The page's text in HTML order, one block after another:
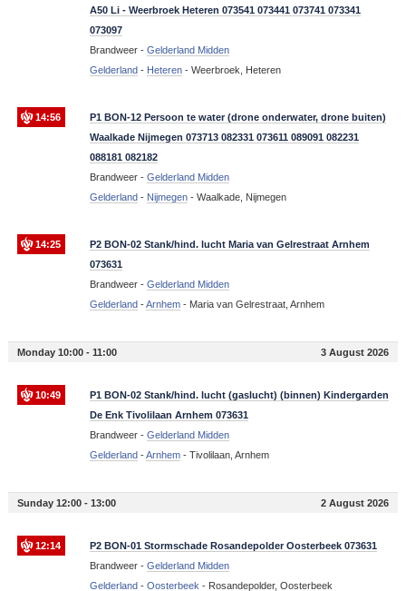
A50 Li - Weerbroek Heteren 073541 073441 073741 073341
073097
Brandweer - Gelderland Midden
Gelderland- Heteren- Weerbroek, Heteren
14:56
P1 BON-12 Persoon te water (drone onderwater, drone buiten)
Waalkade Nijmegen 073713 082331 073611 089091 082231
088181 082182
Brandweer - Gelderland Midden
Gelderland- Nijmegen- Waalkade, Nijmegen
14:25
P2 BON-02 Stank/hind. lucht Maria van Gelrestraat Arnhem
073631
Brandweer - Gelderland Midden
Gelderland-Arnhem- Maria van Gelrestraat, Arnhem
Monday 10:00 - 11:00 3 August 2026
10:49
P1 BON-02 Stank/hind. lucht (gaslucht) (binnen) Kindergarden
De Enk Tivolilaan Arnhem 073631
Brandweer - Gelderland Midden
Gelderland-Arnhem- Tivolilaan, Arnhem
Sunday 12:00 - 13:00 2 August 2026
12:14
P2 BON-01 Stormschade Rosandepolder Oosterbeek 073631
Brandweer - Gelderland Midden
Gelderland- Oosterbeek - Rosandepolder, Oosterbeek